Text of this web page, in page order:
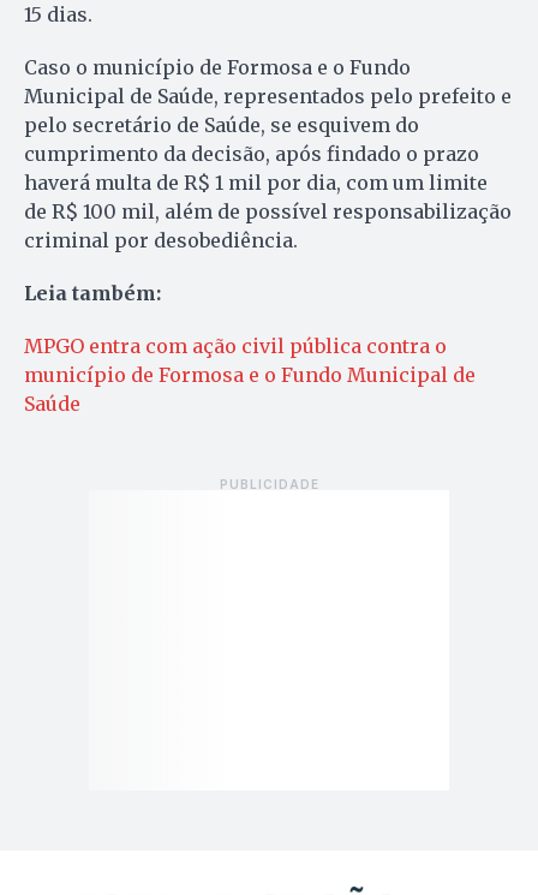
15 dias.
Caso o município de Formosa e o Fundo
Municipal de Saúde, representados pelo prefeito e
pelo secretário de Saúde, se esquivem do
cumprimento da decisão, após findado o prazo
haverá multa de R$ 1 mil por dia, com um limite
de R$ 100 mil, além de possível responsabilização
criminal por desobediência.
Leia também:
MPGO entra com ação civil pública contra o
município de Formosa e o Fundo Municipal de
Saúde